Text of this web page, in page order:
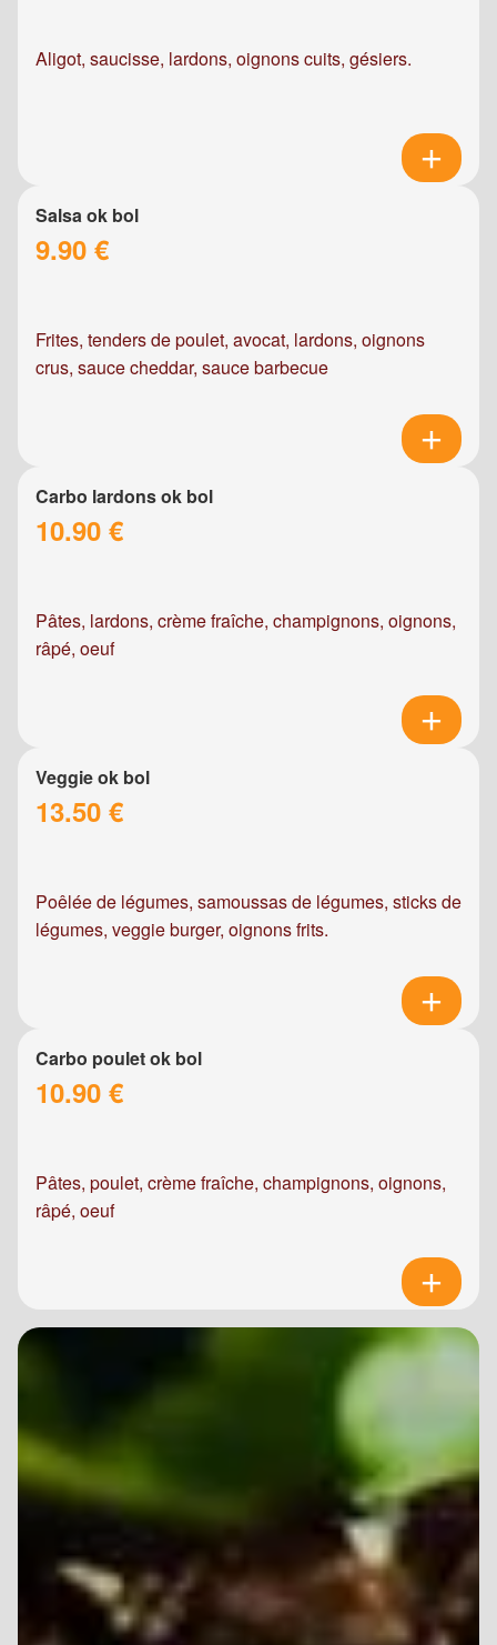
Aligot, saucisse, lardons, oignons cuits, gésiers.
Salsa ok bol
9.90 €
Frites, tenders de poulet, avocat, lardons, oignons
crus, sauce cheddar, sauce barbecue
Carbo lardons ok bol
10.90 €
Pâtes, lardons, crème fraîche, champignons, oignons,
râpé, oeuf
Veggie ok bol
13.50 €
Poêlée de légumes, samoussas de légumes, sticks de
légumes, veggie burger, oignons frits.
Carbo poulet ok bol
10.90 €
Pâtes, poulet, crème fraîche, champignons, oignons,
râpé, oeuf